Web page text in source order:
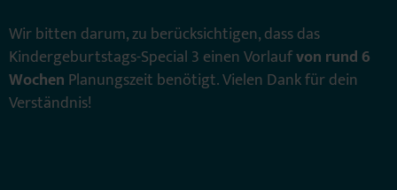
Wir bitten darum, zu berücksichtigen, dass das
Kindergeburtstags-Special 3 einen Vorlaufvon rund 6
Wochen Planungszeit benötigt. Vielen Dank für dein
Verständnis!